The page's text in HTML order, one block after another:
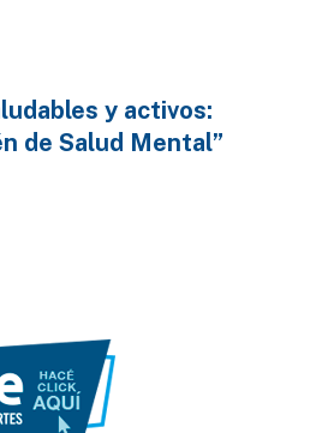
y activos:
de Salud Mental”